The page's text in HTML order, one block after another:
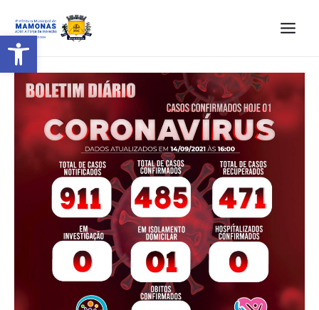
Barra de Ferramentas Aberta